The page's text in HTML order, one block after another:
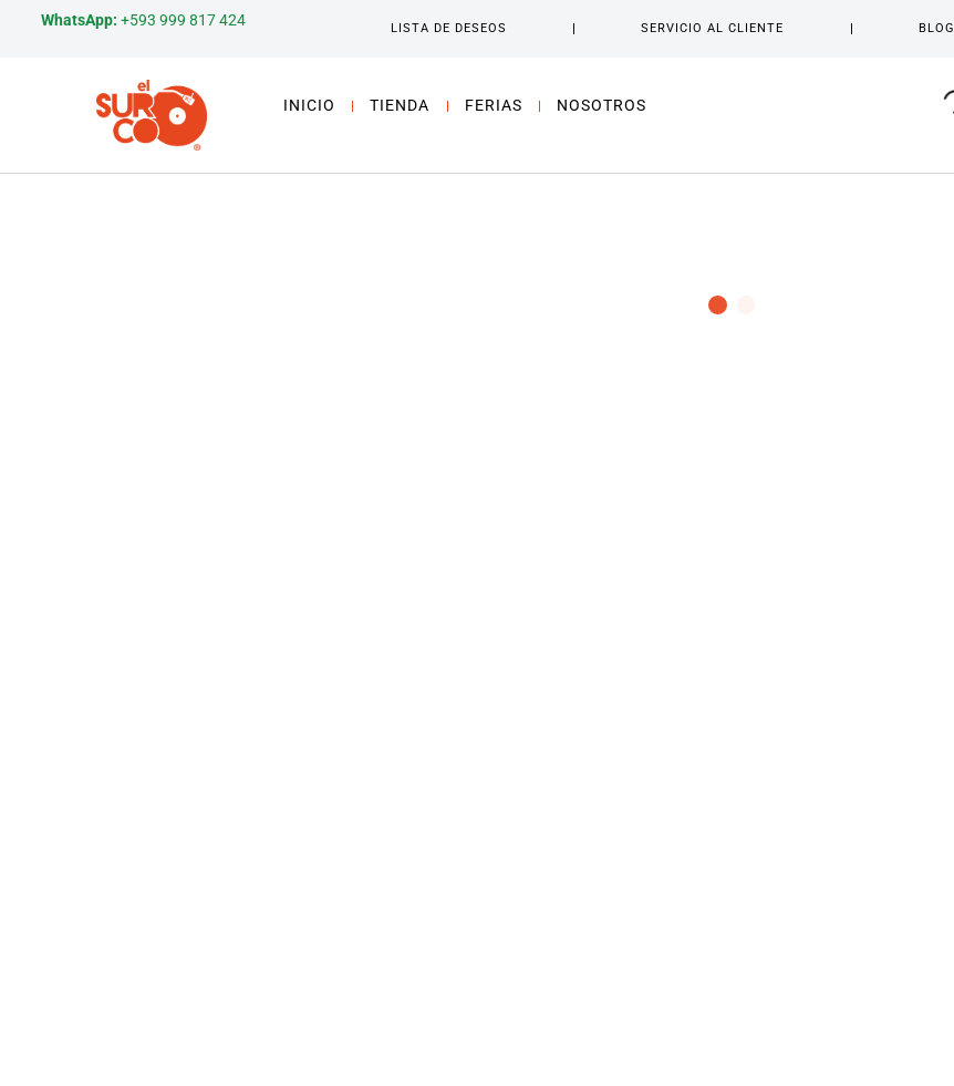
WhatsApp: +593 999 817 424 LISTA DE DESEOS SERVICIO AL CLIENTE BLOG
INICIO TIENDA FERIAS NOSOTROS